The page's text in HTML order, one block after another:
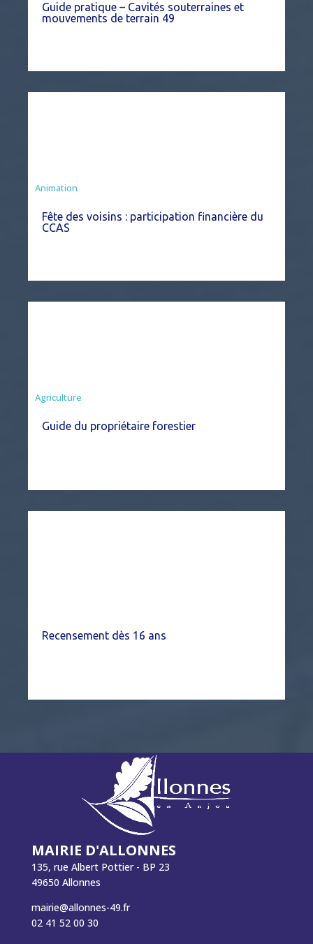
Guide pratique – Cavités souterraines et
mouvements de terrain 49
Animation
Fête des voisins : participation financière du
CCAS
Agriculture
Guide du propriétaire forestier
Recensement dès 16 ans
MAIRIE D'ALLONNES
135, rue Albert Pottier - BP 23
49650 Allonnes
mairie@allonnes-49.fr
02 41 52 00 30